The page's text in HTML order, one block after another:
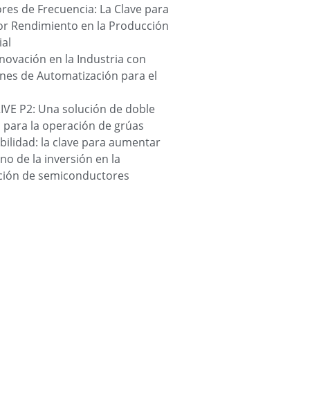
de Frecuencia: La Clave para
Rendimiento en la Producción
en la Industria con
de Automatización para el
P2: Una solución de doble
la operación de grúas
la clave para aumentar
de la inversión en la
de semiconductores